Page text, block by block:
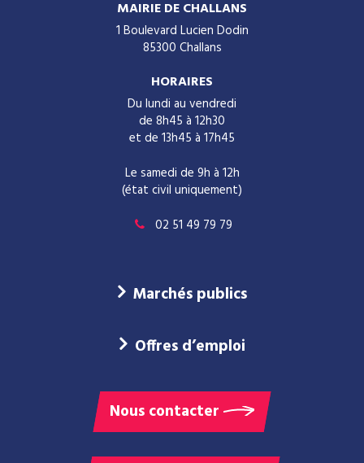
MAIRIE DE CHALLANS
1 Boulevard Lucien Dodin
85300 Challans
HORAIRES
Du lundi au vendredi
de 8h45 à 12h30
et de 13h45 à 17h45
Le samedi de 9h à 12h
(état civil uniquement)
02 51 49 79 79
Marchés publics
Offres d’emploi
Nous contacter